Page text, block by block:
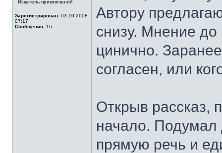
Искатель приключений
Зарегистрирован: 03.10.2008
07:17
Сообщения: 16
Автору
снизу. Мнение до
цинично.
согласен, или
Открыв рассказ,
начало. Подумал
прямую речь и